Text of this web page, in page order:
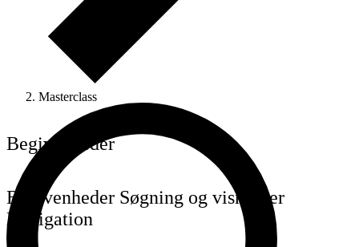
Masterclass
Begivenheder
Begivenheder Søgning og visninger
Navigation